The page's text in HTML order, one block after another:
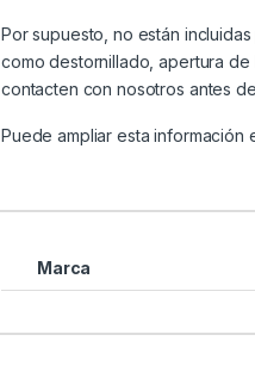
Por supuesto, no están
como destornillado, apertura
contacten con nosotros antes
Puede ampliar esta información
Marca